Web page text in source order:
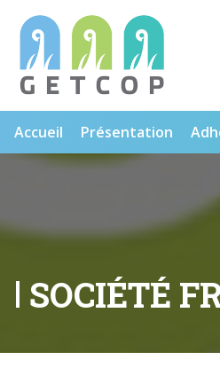
Accueil Présentation
SOCIÉTÉ